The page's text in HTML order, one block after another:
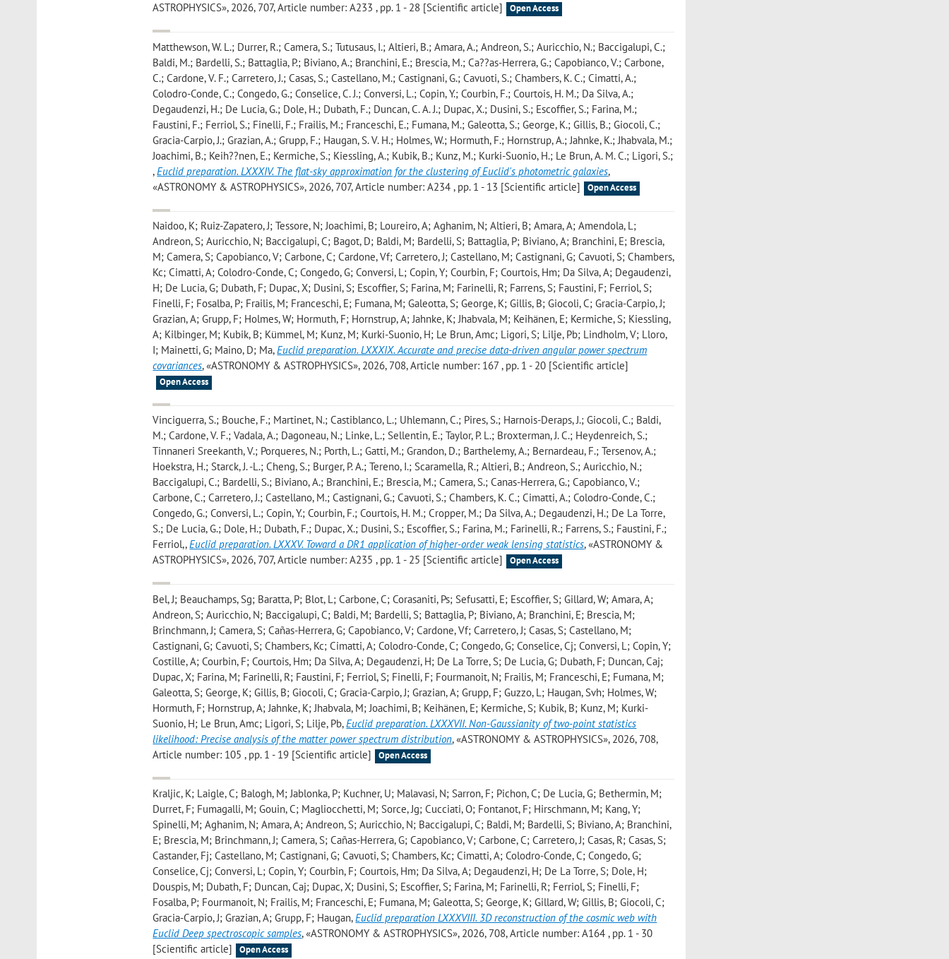
ASTROPHYSICS», 2026, 707, Article number: A233 , pp. 1 - 28 [Scientific article]
Open Access
Matthewson, W. L.; Durrer, R.; Camera, S.; Tutusaus, I.; Altieri, B.; Amara, A.; Andreon, S.; Auricchio, N.; Baccigalupi, C.;
Baldi, M.; Bardelli, S.; Battaglia, P.; Biviano, A.; Branchini, E.; Brescia, M.; Ca??as-Herrera, G.; Capobianco, V.; Carbone,
C.; Cardone, V. F.; Carretero, J.; Casas, S.; Castellano, M.; Castignani, G.; Cavuoti, S.; Chambers, K. C.; Cimatti, A.;
Colodro-Conde, C.; Congedo, G.; Conselice, C. J.; Conversi, L.; Copin, Y.; Courbin, F.; Courtois, H. M.; Da Silva, A.;
Degaudenzi, H.; De Lucia, G.; Dole, H.; Dubath, F.; Duncan, C. A. J.; Dupac, X.; Dusini, S.; Escoffier, S.; Farina, M.;
Faustini, F.; Ferriol, S.; Finelli, F.; Frailis, M.; Franceschi, E.; Fumana, M.; Galeotta, S.; George, K.; Gillis, B.; Giocoli, C.;
Gracia-Carpio, J.; Grazian, A.; Grupp, F.; Haugan, S. V. H.; Holmes, W.; Hormuth, F.; Hornstrup, A.; Jahnke, K.; Jhabvala, M.;
Joachimi, B.; Keih??nen, E.; Kermiche, S.; Kiessling, A.; Kubik, B.; Kunz, M.; Kurki-Suonio, H.; Le Brun, A. M. C.; Ligori, S.;
,Euclid preparation. LXXXIV. The flat-sky approximation for the clustering of Euclid's photometric galaxies,
«ASTRONOMY & ASTROPHYSICS», 2026, 707, Article number: A234 , pp. 1 - 13 [Scientific article]
Open Access
Naidoo, K; Ruiz-Zapatero, J; Tessore, N; Joachimi, B; Loureiro, A; Aghanim, N; Altieri, B; Amara, A; Amendola, L;
Andreon, S; Auricchio, N; Baccigalupi, C; Bagot, D; Baldi, M; Bardelli, S; Battaglia, P; Biviano, A; Branchini, E; Brescia,
M; Camera, S; Capobianco, V; Carbone, C; Cardone, Vf; Carretero, J; Castellano, M; Castignani, G; Cavuoti, S; Chambers,
Kc; Cimatti, A; Colodro-Conde, C; Congedo, G; Conversi, L; Copin, Y; Courbin, F; Courtois, Hm; Da Silva, A; Degaudenzi,
H; De Lucia, G; Dubath, F; Dupac, X; Dusini, S; Escoffier, S; Farina, M; Farinelli, R; Farrens, S; Faustini, F; Ferriol, S;
Finelli, F; Fosalba, P; Frailis, M; Franceschi, E; Fumana, M; Galeotta, S; George, K; Gillis, B; Giocoli, C; Gracia-Carpio, J;
Grazian, A; Grupp, F; Holmes, W; Hormuth, F; Hornstrup, A; Jahnke, K; Jhabvala, M; Keihänen, E; Kermiche, S; Kiessling,
A; Kilbinger, M; Kubik, B; Kümmel, M; Kunz, M; Kurki-Suonio, H; Le Brun, Amc; Ligori, S; Lilje, Pb; Lindholm, V; Lloro,
I; Mainetti, G; Maino, D; Ma,Euclid preparation. LXXXIX. Accurate and precise data-driven angular power spectrum
covariances, «ASTRONOMY & ASTROPHYSICS», 2026, 708, Article number: 167 , pp. 1 - 20 [Scientific article]
Open Access
Vinciguerra, S.; Bouche, F.; Martinet, N.; Castiblanco, L.; Uhlemann, C.; Pires, S.; Harnois-Deraps, J.; Giocoli, C.; Baldi,
M.; Cardone, V. F.; Vadala, A.; Dagoneau, N.; Linke, L.; Sellentin, E.; Taylor, P. L.; Broxterman, J. C.; Heydenreich, S.;
Tinnaneri Sreekanth, V.; Porqueres, N.; Porth, L.; Gatti, M.; Grandon, D.; Barthelemy, A.; Bernardeau, F.; Tersenov, A.;
Hoekstra, H.; Starck, J. -L.; Cheng, S.; Burger, P. A.; Tereno, I.; Scaramella, R.; Altieri, B.; Andreon, S.; Auricchio, N.;
Baccigalupi, C.; Bardelli, S.; Biviano, A.; Branchini, E.; Brescia, M.; Camera, S.; Canas-Herrera, G.; Capobianco, V.;
Carbone, C.; Carretero, J.; Castellano, M.; Castignani, G.; Cavuoti, S.; Chambers, K. C.; Cimatti, A.; Colodro-Conde, C.;
Congedo, G.; Conversi, L.; Copin, Y.; Courbin, F.; Courtois, H. M.; Cropper, M.; Da Silva, A.; Degaudenzi, H.; De La Torre,
S.; De Lucia, G.; Dole, H.; Dubath, F.; Dupac, X.; Dusini, S.; Escoffier, S.; Farina, M.; Farinelli, R.; Farrens, S.; Faustini, F.;
Ferriol,,Euclid preparation. LXXXV. Toward a DR1 application of higher-order weak lensing statistics, «ASTRONOMY &
ASTROPHYSICS», 2026, 707, Article number: A235 , pp. 1 - 25 [Scientific article]
Open Access
Bel, J; Beauchamps, Sg; Baratta, P; Blot, L; Carbone, C; Corasaniti, Ps; Sefusatti, E; Escoffier, S; Gillard, W; Amara, A;
Andreon, S; Auricchio, N; Baccigalupi, C; Baldi, M; Bardelli, S; Battaglia, P; Biviano, A; Branchini, E; Brescia, M;
Brinchmann, J; Camera, S; Cañas-Herrera, G; Capobianco, V; Cardone, Vf; Carretero, J; Casas, S; Castellano, M;
Castignani, G; Cavuoti, S; Chambers, Kc; Cimatti, A; Colodro-Conde, C; Congedo, G; Conselice, Cj; Conversi, L; Copin, Y;
Costille, A; Courbin, F; Courtois, Hm; Da Silva, A; Degaudenzi, H; De La Torre, S; De Lucia, G; Dubath, F; Duncan, Caj;
Dupac, X; Farina, M; Farinelli, R; Faustini, F; Ferriol, S; Finelli, F; Fourmanoit, N; Frailis, M; Franceschi, E; Fumana, M;
Galeotta, S; George, K; Gillis, B; Giocoli, C; Gracia-Carpio, J; Grazian, A; Grupp, F; Guzzo, L; Haugan, Svh; Holmes, W;
Hormuth, F; Hornstrup, A; Jahnke, K; Jhabvala, M; Joachimi, B; Keihänen, E; Kermiche, S; Kubik, B; Kunz, M; Kurki-
Suonio, H; Le Brun, Amc; Ligori, S; Lilje, Pb,Euclid preparation. LXXXVII. Non-Gaussianity of two-point statistics
likelihood: Precise analysis of the matter power spectrum distribution, «ASTRONOMY & ASTROPHYSICS», 2026, 708,
Article number: 105 , pp. 1 - 19 [Scientific article]
Open Access
Kraljic, K; Laigle, C; Balogh, M; Jablonka, P; Kuchner, U; Malavasi, N; Sarron, F; Pichon, C; De Lucia, G; Bethermin, M;
Durret, F; Fumagalli, M; Gouin, C; Magliocchetti, M; Sorce, Jg; Cucciati, O; Fontanot, F; Hirschmann, M; Kang, Y;
Spinelli, M; Aghanim, N; Amara, A; Andreon, S; Auricchio, N; Baccigalupi, C; Baldi, M; Bardelli, S; Biviano, A; Branchini,
E; Brescia, M; Brinchmann, J; Camera, S; Cañas-Herrera, G; Capobianco, V; Carbone, C; Carretero, J; Casas, R; Casas, S;
Castander, Fj; Castellano, M; Castignani, G; Cavuoti, S; Chambers, Kc; Cimatti, A; Colodro-Conde, C; Congedo, G;
Conselice, Cj; Conversi, L; Copin, Y; Courbin, F; Courtois, Hm; Da Silva, A; Degaudenzi, H; De La Torre, S; Dole, H;
Douspis, M; Dubath, F; Duncan, Caj; Dupac, X; Dusini, S; Escoffier, S; Farina, M; Farinelli, R; Ferriol, S; Finelli, F;
Fosalba, P; Fourmanoit, N; Frailis, M; Franceschi, E; Fumana, M; Galeotta, S; George, K; Gillard, W; Gillis, B; Giocoli, C;
Gracia-Carpio, J; Grazian, A; Grupp, F; Haugan,Euclid preparation LXXXVIII. 3D reconstruction of the cosmic web with
Euclid Deep spectroscopic samples, «ASTRONOMY & ASTROPHYSICS», 2026, 708, Article number: A164 , pp. 1 - 30
[Scientific article]
Open Access